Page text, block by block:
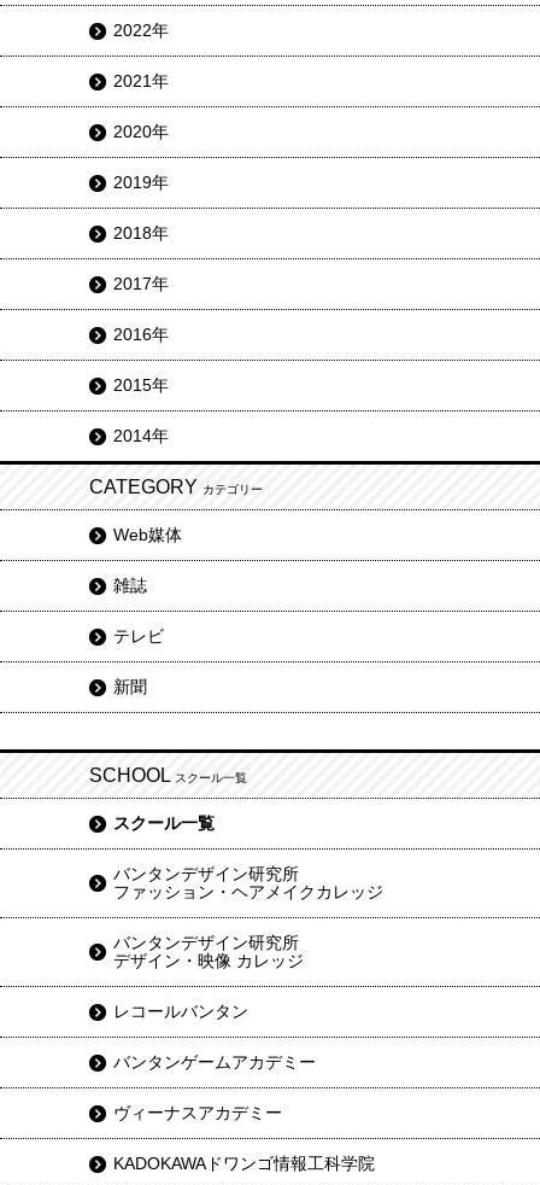
2022年
2021年
2020年
2019年
2018年
2017年
2016年
2015年
2014年
CATEGORY カテゴリー
Web媒体
雑誌
テレビ
新聞
SCHOOL スクール一覧
スクール一覧
バンタンデザイン研究所
ファッション・ヘアメイクカレッジ
バンタンデザイン研究所
デザイン・映像 カレッジ
レコールバンタン
バンタンゲームアカデミー
ヴィーナスアカデミー
KADOKAWAドワンゴ情報工科学院